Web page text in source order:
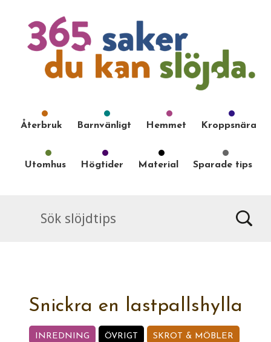
Återbruk Barnvänligt Hemmet Kroppsnära
Utomhus Högtider Material Sparade tips
Snickra en lastpallshylla
INREDNING ÖVRIGT SKROT & MÖBLER